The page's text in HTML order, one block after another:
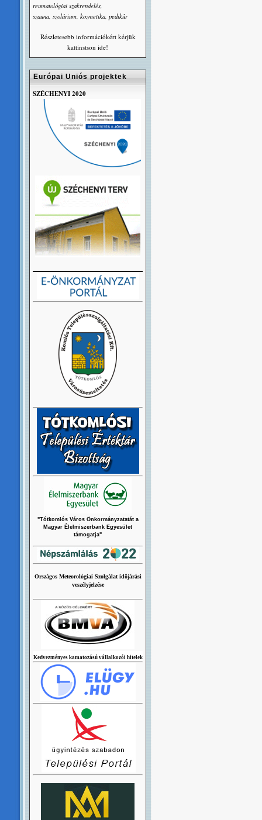
reumatológiai szakrendelés,
szauna, szolárium, kozmetika, pedikûr
Részletesebb információkért kérjük
kattinstson ide!
Európai Uniós projektek
SZÉCHENYI 2020
"Tótkomlós Város Önkormányzatatát a
Magyar Élelmiszerbank Egyesület
támogatja"
Országos Meteorológiai Szolgálat időjárási
veszélyjelzése
Kedvezményes kamatozású vállalkozói hitelek